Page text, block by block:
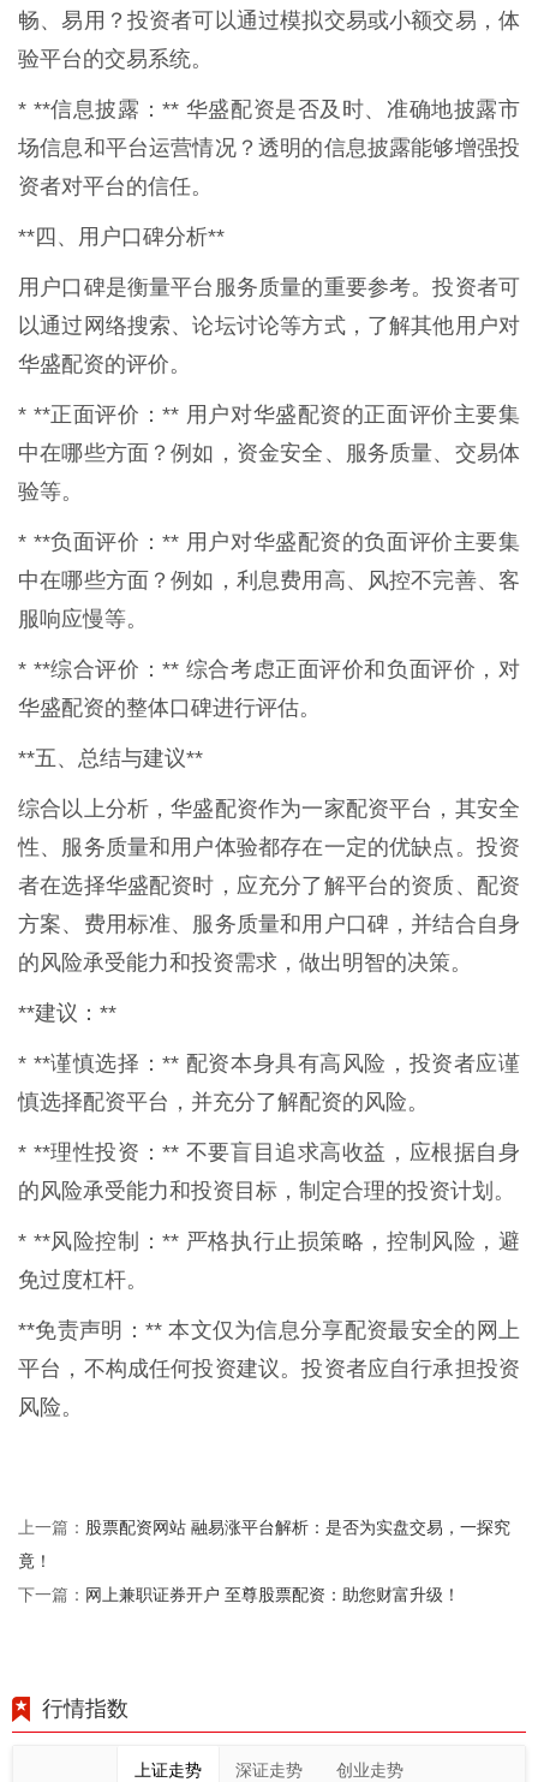
畅、易用？投资者可以通过模拟交易或小额交易，体
验平台的交易系统。
* **信息披露：** 华盛配资是否及时、准确地披露市
场信息和平台运营情况？透明的信息披露能够增强投
资者对平台的信任。
**四、用户口碑分析**
用户口碑是衡量平台服务质量的重要参考。投资者可
以通过网络搜索、论坛讨论等方式，了解其他用户对
华盛配资的评价。
* **正面评价：** 用户对华盛配资的正面评价主要集
中在哪些方面？例如，资金安全、服务质量、交易体
验等。
* **负面评价：** 用户对华盛配资的负面评价主要集
中在哪些方面？例如，利息费用高、风控不完善、客
服响应慢等。
* **综合评价：** 综合考虑正面评价和负面评价，对
华盛配资的整体口碑进行评估。
**五、总结与建议**
综合以上分析，华盛配资作为一家配资平台，其安全
性、服务质量和用户体验都存在一定的优缺点。投资
者在选择华盛配资时，应充分了解平台的资质、配资
方案、费用标准、服务质量和用户口碑，并结合自身
的风险承受能力和投资需求，做出明智的决策。
**建议：**
* **谨慎选择：** 配资本身具有高风险，投资者应谨
慎选择配资平台，并充分了解配资的风险。
* **理性投资：** 不要盲目追求高收益，应根据自身
的风险承受能力和投资目标，制定合理的投资计划。
* **风险控制：** 严格执行止损策略，控制风险，避
免过度杠杆。
**免责声明：** 本文仅为信息分享配资最安全的网上
平台，不构成任何投资建议。投资者应自行承担投资
风险。
上一篇： 股票配资网站 融易涨平台解析：是否为实盘交易，一探究
竟！
下一篇： 网上兼职证券开户 至尊股票配资：助您财富升级！
行情指数
上证走势 深证走势 创业走势